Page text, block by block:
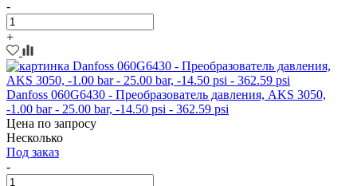
-
+
Danfoss 060G6430 - Преобразователь давления, AKS 3050,
-1.00 bar - 25.00 bar, -14.50 psi - 362.59 psi
Цена по запросу
Несколько
Под заказ
-